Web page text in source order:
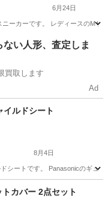
6月24日
ニーカーです。 レディースのM
谷駅
ない人形、査定しま
買取します
Ad
ルドシート
8月4日
シートです。 Panasonicのギュ
カバー 2点セット